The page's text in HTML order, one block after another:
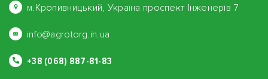
м.Кропивницький, Україна проспект Інженерів 7
info@agrotorg.in.ua
+38 (068) 887-81-83